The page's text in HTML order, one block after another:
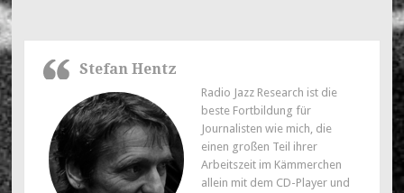
Stefan Hentz
Radio Jazz Research ist die
beste Fortbildung für
Journalisten wie mich, die
einen großen Teil ihrer
Arbeitszeit im Kämmerchen
allein mit dem CD-Player und